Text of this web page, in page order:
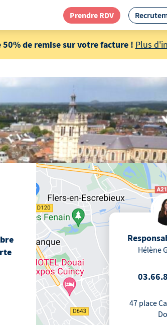
Prendre RDV
de remise sur votre facture ! Plus
Hélène
47 place